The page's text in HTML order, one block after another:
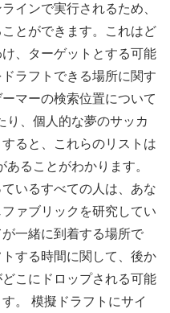
インで実行されるため、
とができます。これはど
、ターゲットとする可能
ラフトできる場所に関す
マーの検索位置について
、個人的な夢のサッカ
ると、これらのリストは
ることがわかります。
いるすべての人は、あな
ァブリックを研究してい
一緒に到着する場所で
する時間に関して、後か
こにドロップされる可能
。 模擬ドラフトにサイ